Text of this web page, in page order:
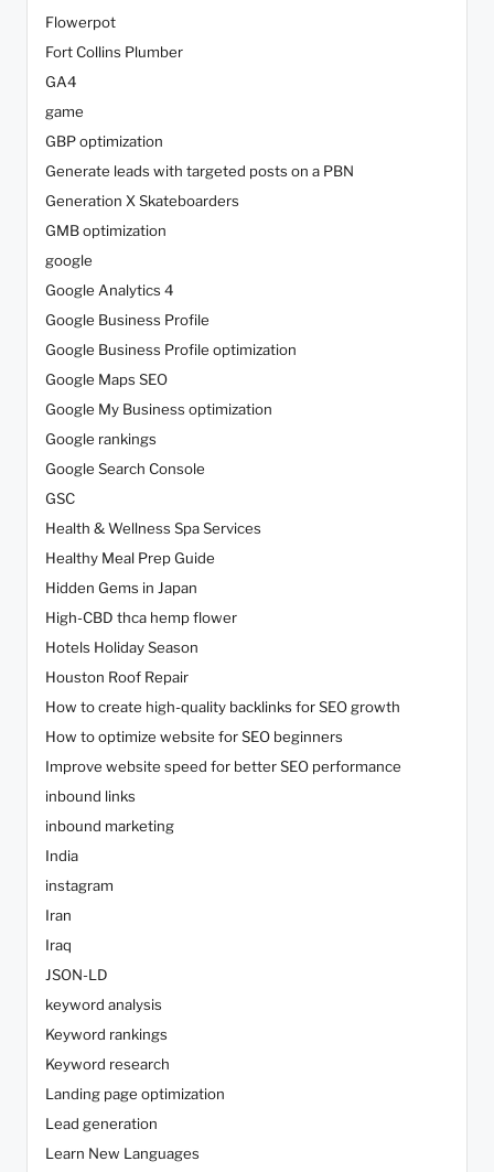
Flowerpot
Fort Collins Plumber
GA4
game
GBP optimization
Generate leads with targeted posts on a PBN
Generation X Skateboarders
GMB optimization
google
Google Analytics 4
Google Business Profile
Google Business Profile optimization
Google Maps SEO
Google My Business optimization
Google rankings
Google Search Console
GSC
Health & Wellness Spa Services
Healthy Meal Prep Guide
Hidden Gems in Japan
High-CBD thca hemp flower
Hotels Holiday Season
Houston Roof Repair
How to create high-quality backlinks for SEO growth
How to optimize website for SEO beginners
Improve website speed for better SEO performance
inbound links
inbound marketing
India
instagram
Iran
Iraq
JSON-LD
keyword analysis
Keyword rankings
Keyword research
Landing page optimization
Lead generation
Learn New Languages